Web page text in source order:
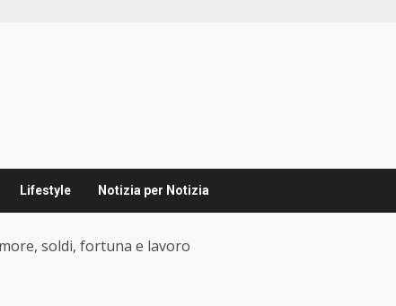
Lifestyle Notizia per Notizia
soldi, fortuna e lavoro